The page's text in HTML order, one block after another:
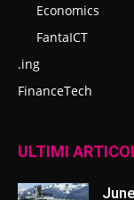
Economics
FantaICT
.ing
FinanceTech
ULTIMI